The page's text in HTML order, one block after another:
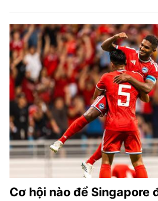
Cơ hội nào để Singapore